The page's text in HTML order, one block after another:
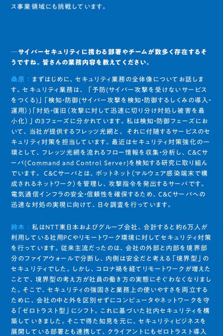
ス事業領域にも挑戦しています。
─サイバーセキュリティに携わる部署やチームが数多く存在するそ
うですね。皆さんの業務内容を教えてください。
桑原 ： まずはじめに、セキュリティ業務の全体像についてお話しま
す。セキュリティ業務は、 「予防(サイバー攻撃を受けないサービス
をつくる)」「検知・防御(サイバー攻撃を検知・防御するしくみの導入・
運用）)「対処・復旧（攻撃に対して迅速に切り分け対処し被害を最
小化）」の3フェーズに分かれています。私は検知・防御フェーズにお
いて、当社が提供するフレッツ光網と、 それに付随するサービスのセ
キュリティ対策を担当しています。最近はセキュリティ対策強化の一
環として、フレッツ光網を流れるフロー情報を収集・分析し、C&Cサ
ーバ(Command and Control Server)を検知する研究に取り組ん
でいます。 C&Cサーバとは、ボットネット（マルウェア感染端末で構
成されるネットワーク）を管理し、攻撃指令を発出するサーバです。
電気通信インフラの安全・信頼性を確保するため、C&Cサーバへの
迅速な対処の実現に向けて、日々調査を行っています。
鈴木 ： 私はNTT東日本およびグループ会社、合計すると約6万人が
利用している社用PCやリモートワーク環境に対してセキュリティ対策
を行っています。従来主流だったのは、会社の外部と内部を境界部
分のファイアウォールで分断し、内側は安全だと考える「境界型」の
セキュリティでした。しかし、コロナ禍を経てリモートワークが増えた
ことで、境界型の考え方が社員の働き方の実態にそぐわなくなりまし
た。そこで、セキュリティの強固さと業務上の使いやすさを両立する
ために、会社の中と外を区別せずにコンピュータやネットワークを守
る「ゼロトラスト型」にシフト。これに基づいた社内セキュリティを構
築していきました。そこで得た知見を元に、セキュリティビジネスを
展開している部署とも連携して、クライアントにもゼロトラスト導入